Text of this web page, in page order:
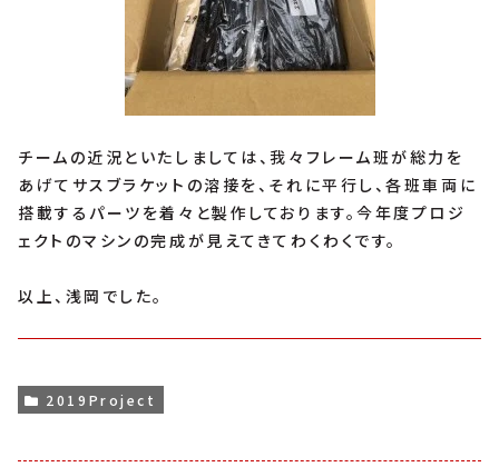
チームの近況といたしましては、我々フレーム班が総力を
あげてサスブラケットの溶接を、それに平行し、各班車両に
搭載するパーツを着々と製作しております。今年度プロジ
ェクトのマシンの完成が見えてきてわくわくです。
以上、浅岡でした。
2019Project